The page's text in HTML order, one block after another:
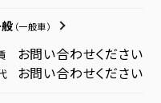
（一般車）
お問い合わせください
お問い合わせください